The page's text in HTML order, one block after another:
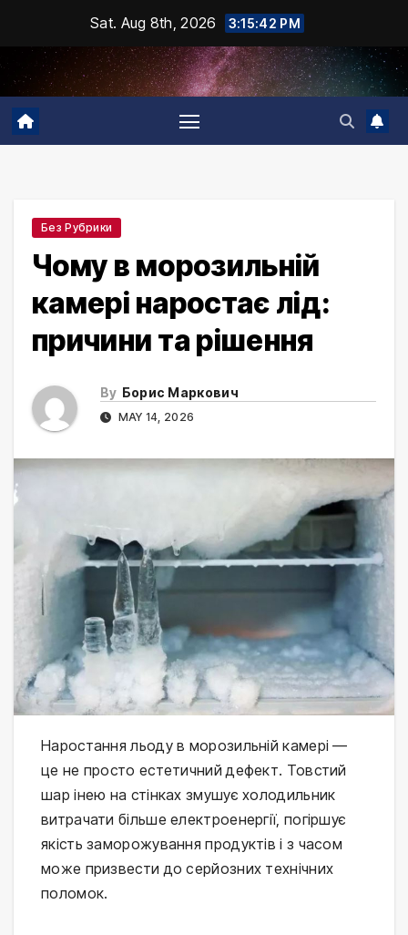
content
Sat. Aug 8th, 2026 3:15:43 PM
Без Рубрики
Чому в морозильній
камері наростає лід:
причини та рішення
By Борис Маркович
MAY 14, 2026
Наростання льоду в морозильній камері —
це не просто естетичний дефект. Товстий
шар інею на стінках змушує холодильник
витрачати більше електроенергії, погіршує
якість заморожування продуктів і з часом
може призвести до серйозних технічних
поломок.